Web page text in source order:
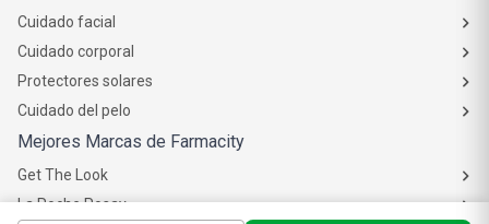
Cuidado facial
Cuidado corporal
Protectores solares
Cuidado del pelo
Mejores Marcas de Farmacity
Get The Look
La Roche Posay